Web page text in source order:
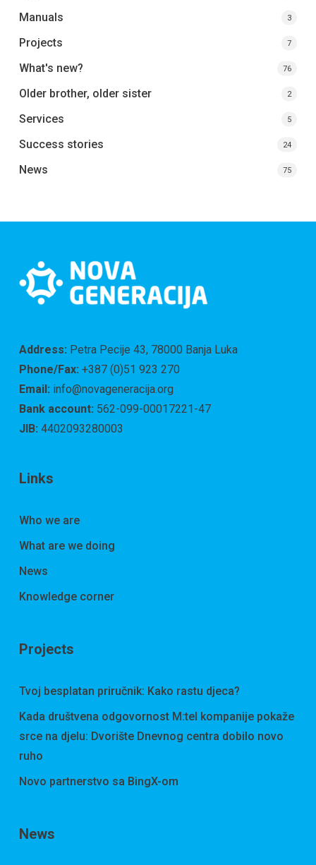
Manuals 3
Projects 7
What's new? 76
Older brother, older sister 2
Services 5
Success stories 24
News 75
Address: Petra Pecije 43, 78000 Banja Luka
Phone/Fax: +387 (0)51 923 270
Email: info@novageneracija.org
Bank account: 562-099-00017221-47
JIB: 4402093280003
Links
Who we are
What are we doing
News
Knowledge corner
Projects
Tvoj besplatan priručnik: Kako rastu djeca?
Kada društvena odgovornost M:tel kompanije pokaže
srce na djelu: Dvorište Dnevnog centra dobilo novo
ruho
Novo partnerstvo sa BingX-om
News